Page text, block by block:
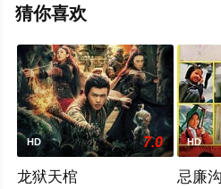
什·帕斯,但丁·佩雷拉-奥尔森,玛
的美国 / 加拿大电影，大结局剧
机免费观看高清无删减完整版
更多相关信息可移步至豆瓣电影
了解。
猜你喜欢
HD 7.0
龙狱天棺
HD
忌廉